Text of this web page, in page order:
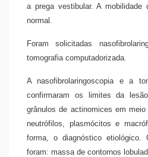
a prega vestibular. A mobilidade
normal.
Foram solicitadas
tomografia computadorizada.
A nasofibrolaringoscopia e a
confirmaram os limites da
grânulos de actinomices em
neutrófilos, plasmócitos e
forma, o diagnóstico etiológico.
foram: massa de contornos